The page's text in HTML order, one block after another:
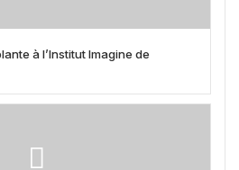
à l’Institut Imagine de